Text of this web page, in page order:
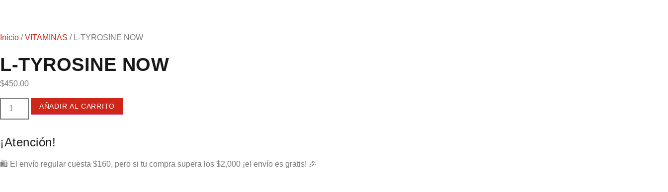
Inicio /VITAMINAS / L-TYROSINE NOW
L-TYROSINE NOW
$450.00
AÑADIR AL CARRITO
¡Atención!
🛍️ El envío regular cuesta $160, pero si tu compra supera los $2,000 ¡el envío es gratis! 🎉